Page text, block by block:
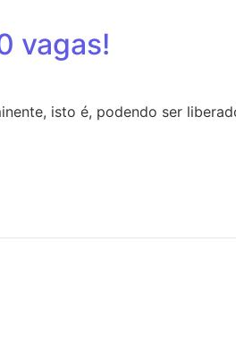
vagas!
isto é, podendo ser